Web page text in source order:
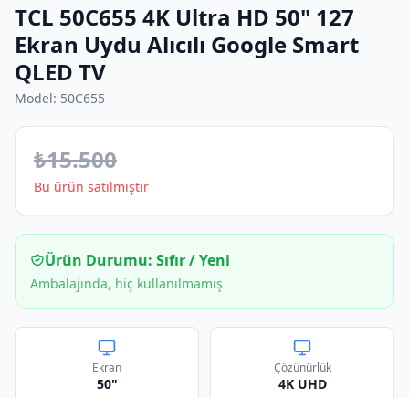
TCL 50C655 4K Ultra HD 50" 127
Ekran Uydu Alıcılı Google Smart
QLED TV
Model: 50C655
₺15.500
Bu ürün satılmıştır
Ürün Durumu: Sıfır / Yeni
Ambalajında, hiç kullanılmamış
Ekran
50"
Çözünürlük
4K UHD